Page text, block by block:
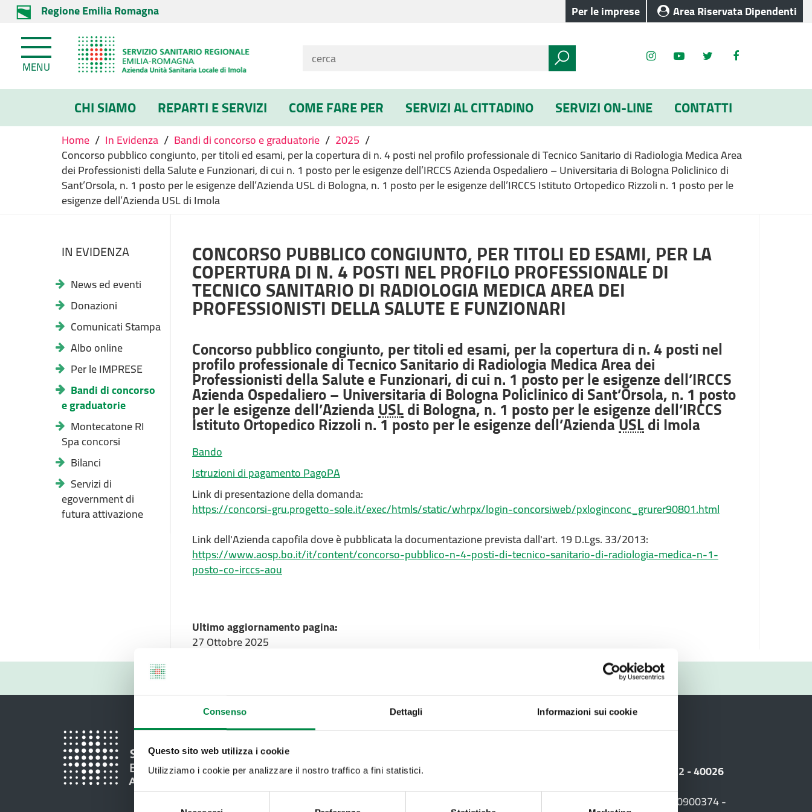
Consenso Dettagli Informazioni sui cookie
Questo sito web utilizza i cookie
Utilizziamo i cookie per analizzare il nostro traffico a fini statistici.
Regione Emilia Romagna Per le imprese Area Riservata Dipendenti
MENU
CHI SIAMO REPARTI E SERVIZI COME FARE PER SERVIZI AL CITTADINO SERVIZI ON-LINE CONTATTI
Home / In Evidenza / Bandi di concorso e graduatorie / 2025 /
Concorso pubblico congiunto, per titoli ed esami, per la copertura di n. 4 posti nel profilo professionale di Tecnico Sanitario di Radiologia Medica Area
dei Professionisti della Salute e Funzionari, di cui n. 1 posto per le esigenze dell’IRCCS Azienda Ospedaliero – Universitaria di Bologna Policlinico di
Sant’Orsola, n. 1 posto per le esigenze dell’Azienda USL di Bologna, n. 1 posto per le esigenze dell’IRCCS Istituto Ortopedico Rizzoli n. 1 posto per le
esigenze dell’Azienda USL di Imola
IN EVIDENZA
News ed eventi
Donazioni
Comunicati Stampa
Albo online
Per le IMPRESE
Bandi di concorso
e graduatorie
Montecatone RI
Spa concorsi
Bilanci
Servizi di
egovernment di
futura attivazione
CONCORSO PUBBLICO CONGIUNTO, PER TITOLI ED ESAMI, PER LA
COPERTURA DI N. 4 POSTI NEL PROFILO PROFESSIONALE DI
TECNICO SANITARIO DI RADIOLOGIA MEDICA AREA DEI
PROFESSIONISTI DELLA SALUTE E FUNZIONARI
Concorso pubblico congiunto, per titoli ed esami, per la copertura di n. 4 posti nel
profilo professionale di Tecnico Sanitario di Radiologia Medica Area dei
Professionisti della Salute e Funzionari, di cui n. 1 posto per le esigenze dell’IRCCS
Azienda Ospedaliero – Universitaria di Bologna Policlinico di Sant’Orsola, n. 1 posto
per le esigenze dell’AziendaUSLdi Bologna, n. 1 posto per le esigenze dell’IRCCS
Istituto Ortopedico Rizzoli n. 1 posto per le esigenze dell’AziendaUSLdi Imola
Bando
Istruzioni di pagamento PagoPA
Link di presentazione della domanda:
https://concorsi-gru.progetto-sole.it/exec/htmls/static/whrpx/login-concorsiweb/pxloginconc_grurer90801.html
Link dell'Azienda capofila dove è pubblicata la documentazione prevista dall'art. 19 D.Lgs. 33/2013:
https://www.aosp.bo.it/it/content/concorso-pubblico-n-4-posti-di-tecnico-sanitario-di-radiologia-medica-n-1-
posto-co-irccs-aou
Ultimo aggiornamento pagina:
27 Ottobre 2025
Azienda USL di Imola - Sede legale: Viale Amendola, 2 - 40026
Imola
T. +39 0542 604111 - F. +39 0542 604013 - CF 90000900374 -